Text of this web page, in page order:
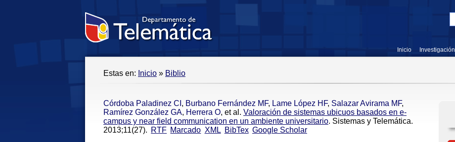
Inicio Investigación
Estas en: Inicio » Biblio
Córdoba Paladinez CI , Burbano Fernández MF, Lame López HF, Salazar Avirama MF,
Ramírez González GA, Herrera O, et al. Valoración de sistemas ubicuos basados en e-
campus y near field communication en un ambiente universitario. Sistemas y Telemática.
2013;11(27). RTF Marcado XML BibTex Google Scholar